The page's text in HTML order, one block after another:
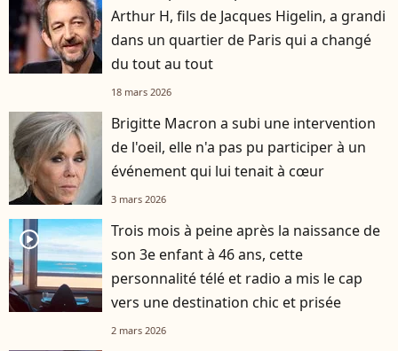
Arthur H, fils de Jacques Higelin, a grandi
dans un quartier de Paris qui a changé
du tout au tout
18 mars 2026
Brigitte Macron a subi une intervention
de l'oeil, elle n'a pas pu participer à un
événement qui lui tenait à cœur
3 mars 2026
player2
Trois mois à peine après la naissance de
son 3e enfant à 46 ans, cette
personnalité télé et radio a mis le cap
vers une destination chic et prisée
2 mars 2026